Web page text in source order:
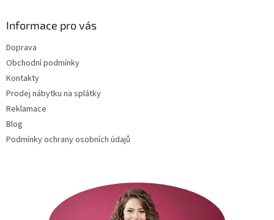
Informace pro vás
Doprava
Obchodní podmínky
Kontakty
Prodej nábytku na splátky
Reklamace
Blog
Podmínky ochrany osobních údajů